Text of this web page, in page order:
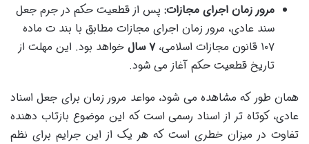
مرور زمان اجرای مجازات: پس از قطعیت حکم در جرم جعل
سند عادی، مرور زمان اجرای مجازات مطابق با بند ت ماده
۱۰۷ قانون مجازات اسلامی،
۷ سال
خواهد بود. این مهلت از
تاریخ قطعیت حکم آغاز می شود.
همان طور که مشاهده می شود، مواعد مرور زمان برای جعل اسناد
عادی، کوتاه تر از اسناد رسمی است که این موضوع بازتاب دهنده
تفاوت در میزان خطری است که هر یک از این جرایم برای نظم